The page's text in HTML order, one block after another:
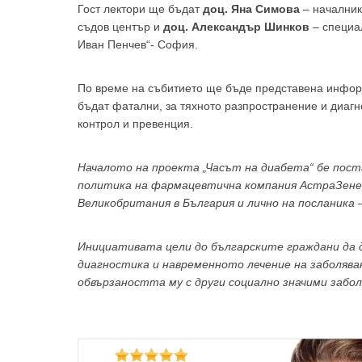
Гост лектори ще бъдатдоц. Яна Симова –
съдов център и доц. Александър Шинков –
Иван Пенчев“- София.
По време на събитието ще бъде представена
бъдат фатални, за тяхното разпространение и
контрол и превенция.
Началото на проекта „Часът на диабета“ бе
политика на фармацевтична компания
Великобритания в България и лично на
Инициативата цели до българските граждани
диагностика и навременното лечение на
обвързаността му с други социално значими
За да